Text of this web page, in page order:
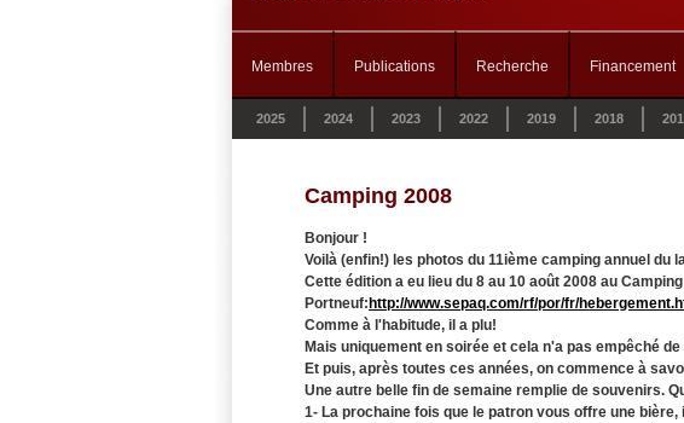
Membres Publications Recherche Financement
2025 2024 2023 2022 2019 2018
Camping 2008
Bonjour !
Voilà (enfin!) les photos du 11ième camping annuel du
Cette édition a eu lieu du 8 au 10 août 2008 au
Portneuf: http://www.sepaq.com/rf/por/fr/
Comme à l'habitude, il a plu!
Mais uniquement en soirée et cela n'a pas empêché
Et puis, après toutes ces années, on commence à
Une autre belle fin de semaine remplie de souvenirs.
1- La prochaine fois que le patron vous offre une